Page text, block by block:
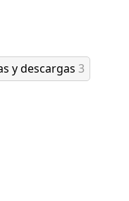
y descargas 3